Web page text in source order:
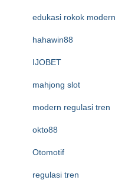
edukasi rokok modern
hahawin88
IJOBET
mahjong slot
modern regulasi tren
okto88
Otomotif
regulasi tren